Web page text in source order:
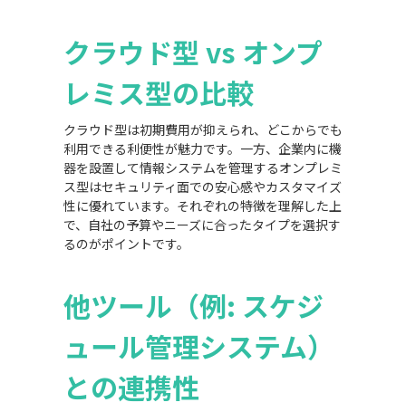
クラウド型 vs オンプ
レミス型の比較
クラウド型は初期費用が抑えられ、どこからでも
利用できる利便性が魅力です。一方、企業内に機
器を設置して情報システムを管理するオンプレミ
ス型はセキュリティ面での安心感やカスタマイズ
性に優れています。それぞれの特徴を理解した上
で、自社の予算やニーズに合ったタイプを選択す
るのがポイントです。
他ツール（例: スケジ
ュール管理システム）
との連携性